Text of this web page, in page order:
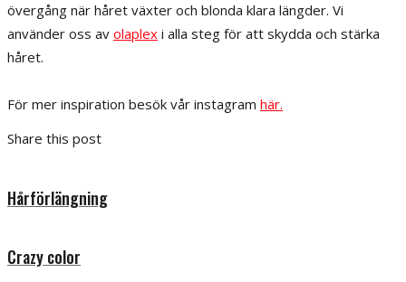
övergång när håret växter och blonda klara längder. Vi
använder oss av olaplex i alla steg för att skydda och stärka
håret.
För mer inspiration besök vår instagram här.
Share this post
Hårförlängning
Crazy color